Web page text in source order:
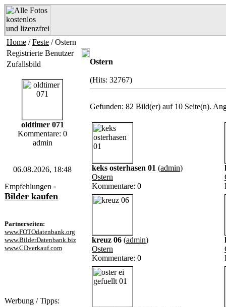
Home /Feste / Ostern
Registrierte Benutzer
Zufallsbild
oldtimer 071
Kommentare: 0
admin
06.08.2026, 18:48
Empfehlungen *
Bilder kaufen
Partnerseiten:
www.FOTOdatenbank.org
www.BilderDatenbank.biz
www.CDverkauf.com
Werbung / Tipps:
Ostern
(Hits: 32767)
Gefunden: 82 Bild(er) auf 10 Seite(n).
keks osterhasen 01 (admin)
Ostern
Kommentare: 0
kreuz 06 (admin)
Ostern
Kommentare: 0